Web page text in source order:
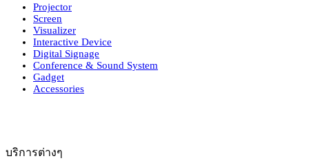
Projector
Screen
Visualizer
Interactive Device
Digital Signage
Conference & Sound System
Gadget
Accessories
บริการต่างๆ